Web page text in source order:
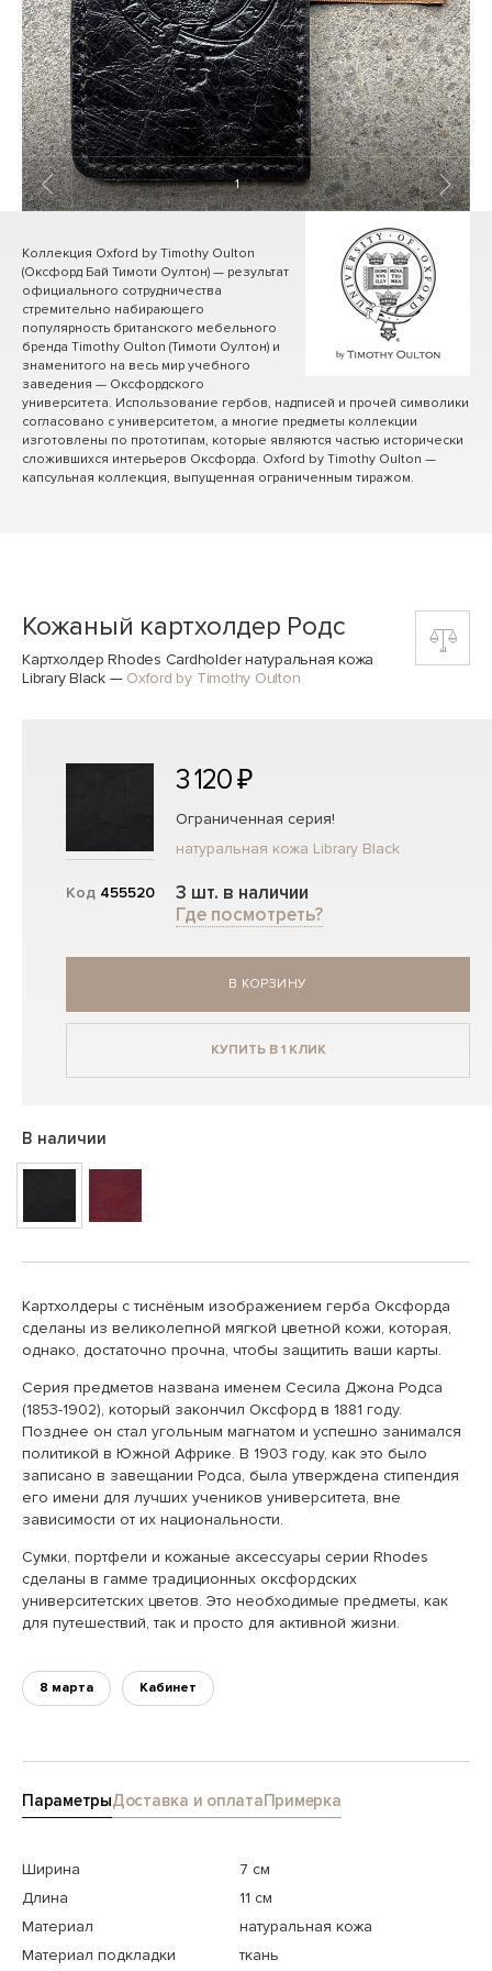
1/ 3
Коллекция Oxford by Timothy Oulton
(Оксфорд Бай Тимоти Оултон) — результат
официального сотрудничества
стремительно набирающего
популярность британского мебельного
бренда Timothy Oulton (Тимоти Оултон) и
знаменитого на весь мир учебного
заведения — Оксфордского
университета. Использование гербов, надписей и прочей символики
согласовано с университетом, а многие предметы коллекции
изготовлены по прототипам, которые являются частью исторически
сложившихся интерьеров Оксфорда. Oxford by Timothy Oulton —
капсульная коллекция, выпущенная ограниченным тиражом.
Кожаный картхолдер Родс
Картхолдер Rhodes Cardholder натуральная кожа
Library Black— Oxford by Timothy Oulton
Код 455520
3 120 ₽
Ограниченная серия!
натуральная кожа Library Black
3 шт. в наличии
Где посмотреть?
В КОРЗИНУ
КУПИТЬ В 1 КЛИК
В наличии
Картхолдеры с тиснёным изображением герба Оксфорда
сделаны из великолепной мягкой цветной кожи, которая,
однако, достаточно прочна, чтобы защитить ваши карты.
Серия предметов названа именем Сесила Джона Родса
(1853-1902), который закончил Оксфорд в 1881 году.
Позднее он стал угольным магнатом и успешно занимался
политикой в Южной Африке. В 1903 году, как это было
записано в завещании Родса, была утверждена стипендия
его имени для лучших учеников университета, вне
зависимости от их национальности.
Сумки, портфели и кожаные аксессуары серии Rhodes
сделаны в гамме традиционных оксфордских
университетских цветов. Это необходимые предметы, как
для путешествий, так и просто для активной жизни.
8 марта Кабинет
ПараметрыДоставка и оплатаПримерка
Ширина
7 см
Длина
11 см
Материал
натуральная кожа
Материал подкладки
ткань